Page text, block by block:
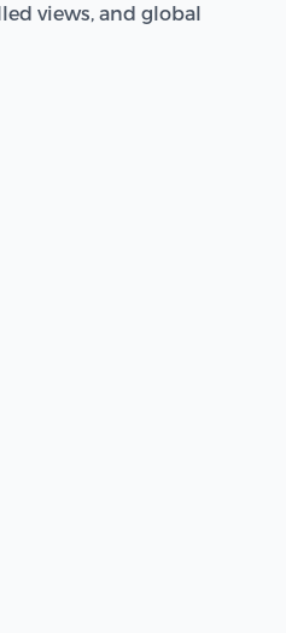
views, and global